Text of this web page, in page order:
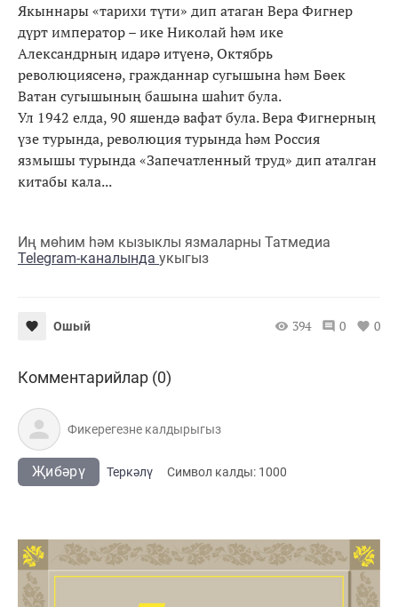
Якыннары «тарихи түти» дип атаган Вера Фигнер
дүрт император – ике Николай һәм ике
Александрның идарә итүенә, Октябрь
революциясенә, гражданнар сугышына һәм Бөек
Ватан сугышының башына шаһит була.
Ул 1942 елда, 90 яшендә вафат була. Вера Фигнерның
үзе турында, революция турында һәм Россия
язмышы турында «Запечатленный труд» дип аталган
китабы кала...
Иң мөһим һәм кызыклы язмаларны Татмедиа
Telegram-каналында укыгыз
Ошый 394 0 0
Комментарийлар (0)
Җибәрү Теркәлү Cимвол калды: 1000